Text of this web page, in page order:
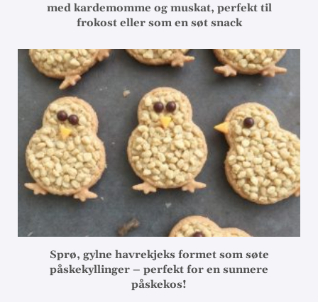
med kardemomme og muskat, perfekt til
frokost eller som en søt snack
Sprø, gylne havrekjeks formet som søte
påskekyllinger – perfekt for en sunnere
påskekos!